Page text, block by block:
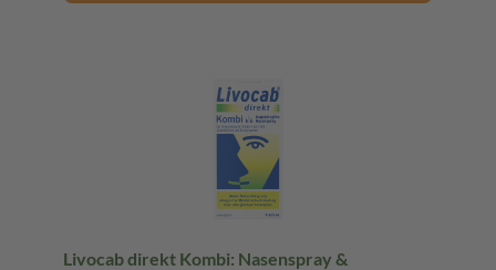
Livocab direkt Kombi: Nasenspray &